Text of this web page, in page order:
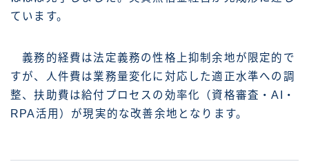
ています。
義務的経費は法定義務の性格上抑制余地が限定的で
すが、人件費は業務量変化に対応した適正水準への調
整、扶助費は給付プロセスの効率化（資格審査・AI・
RPA活用）が現実的な改善余地となります。